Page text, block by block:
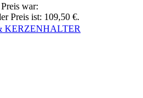
KERZENHALTER
war:
Preis ist: 109,50 €.